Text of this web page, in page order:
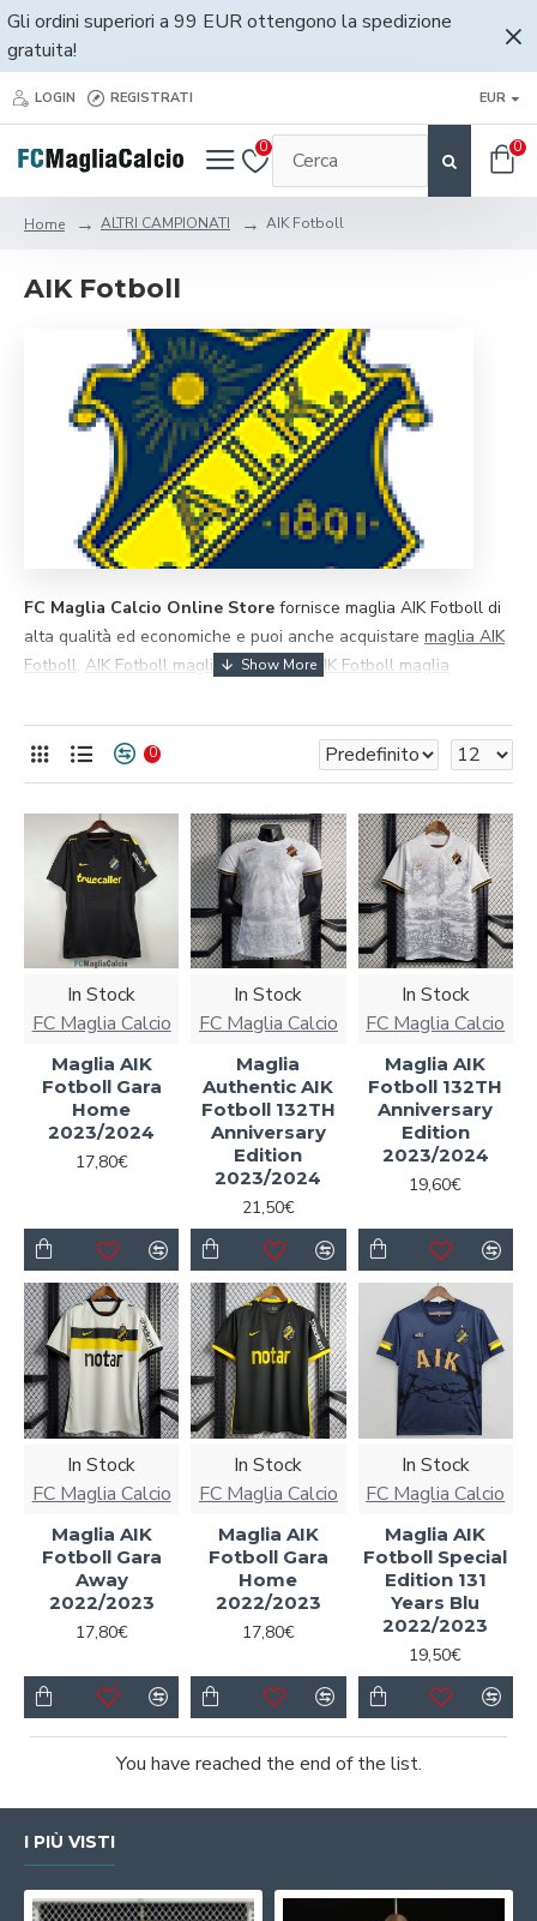
Gli ordini superiori a 99 EUR ottengono la spedizione
gratuita!
LOGIN REGISTRATI EUR
0 0
Home ALTRI CAMPIONATI AIK Fotboll
AIK Fotboll
FC Maglia Calcio Online Store fornisce maglia AIK Fotboll ​​di
alta qualità ed economiche e puoi anche acquistare maglia AIK
Fotboll, AIK Fotboll maglia bambinoeAIK Fotboll maglia
possono essere personalizzati. Saremo responsabili di ogni
prodotto acquistato.
0
In Stock
FC Maglia Calcio
Maglia AIK
Fotboll Gara
Home
2023/2024
17,80€
In Stock
FC Maglia Calcio
Maglia
Authentic AIK
Fotboll 132TH
Anniversary
Edition
2023/2024
21,50€
In Stock
FC Maglia Calcio
Maglia AIK
Fotboll 132TH
Anniversary
Edition
2023/2024
19,60€
In Stock
FC Maglia Calcio
Maglia AIK
Fotboll Gara
Away
2022/2023
17,80€
In Stock
FC Maglia Calcio
Maglia AIK
Fotboll Gara
Home
2022/2023
17,80€
In Stock
FC Maglia Calcio
Maglia AIK
Fotboll Special
Edition 131
Years Blu
2022/2023
19,50€
You have reached the end of the list.
I PIÙ VISTI